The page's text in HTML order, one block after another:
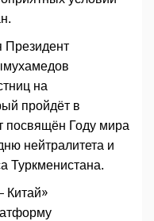
Президент
на
пройдёт в
посвящён Году мира
нейтралитета и
Туркменистана.
Китай»